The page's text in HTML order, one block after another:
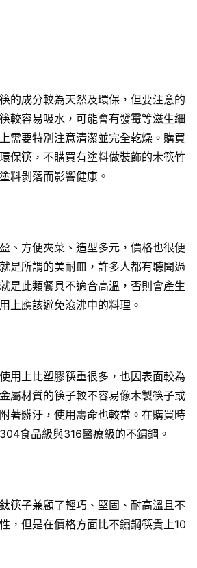
的成分較為天然及環保，但要注意的
較容易吸水，可能會有發霉等滋生細
需要特別注意清潔並完全乾燥。購買
保筷，不購買有塗料做裝飾的木筷竹
料剝落而影響健康。
、方便夾菜、造型多元，價格也很便
是所謂的美耐皿，許多人都有聽聞過
是此類餐具不適合高溫，否則會產生
上應該避免滾沸中的料理。
用上比塑膠筷重很多，也因表面較為
屬材質的筷子較不容易像木製筷子或
著髒汙，使用壽命也較常。在購買時
食品級與316醫療級的不鏽鋼。
筷子兼顧了輕巧、堅固、耐高溫且不
，但是在價格方面比不鏽鋼筷貴上10